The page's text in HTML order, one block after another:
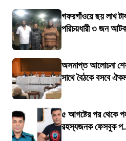
গফরগাঁওয়ে ছয় লাখ
পরিচয়ধারী ৩ জন
অসমাপ্ত আলোচনা
সাথে বৈঠকে বসবে
৫ আগষ্টের পর থেকে
রহস্যজনক ফেসবুক